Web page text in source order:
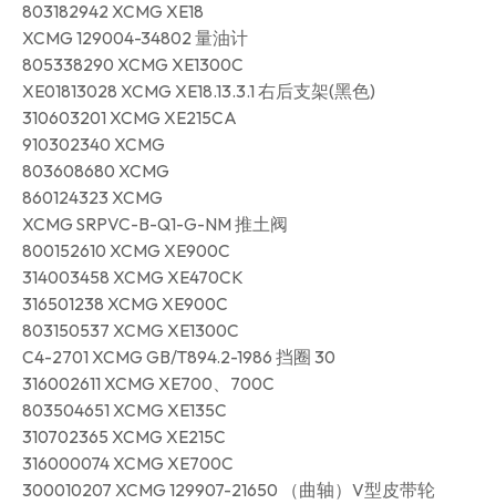
803182942 XCMG XE18
XCMG 129004-34802 量油计
805338290 XCMG XE1300C
XE01813028 XCMG XE18.13.3.1 右后支架(黑色)
310603201 XCMG XE215CA
910302340 XCMG
803608680 XCMG
860124323 XCMG
XCMG SRPVC-B-Q1-G-NM 推土阀
800152610 XCMG XE900C
314003458 XCMG XE470CK
316501238 XCMG XE900C
803150537 XCMG XE1300C
C4-2701 XCMG GB/T894.2-1986 挡圈 30
316002611 XCMG XE700、700C
803504651 XCMG XE135C
310702365 XCMG XE215C
316000074 XCMG XE700C
300010207 XCMG 129907-21650 （曲轴）V型皮带轮